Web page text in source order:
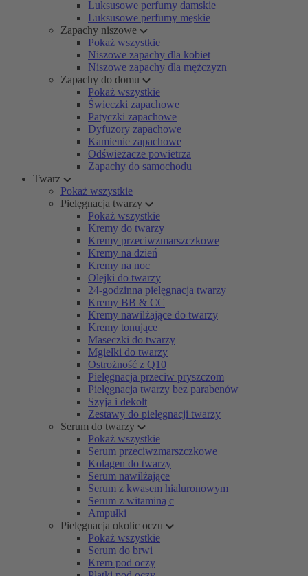
Luksusowe perfumy damskie
Luksusowe perfumy męskie
Zapachy niszowe
Pokaż wszystkie
Niszowe zapachy dla kobiet
Niszowe zapachy dla mężczyzn
Zapachy do domu
Pokaż wszystkie
Świeczki zapachowe
Patyczki zapachowe
Dyfuzory zapachowe
Kamienie zapachowe
Odświeżacze powietrza
Zapachy do samochodu
Twarz
Pokaż wszystkie
Pielęgnacja twarzy
Pokaż wszystkie
Kremy do twarzy
Kremy przeciwzmarszczkowe
Kremy na dzień
Kremy na noc
Olejki do twarzy
24-godzinna pielęgnacja twarzy
Kremy BB & CC
Kremy nawilżające do twarzy
Kremy tonujące
Maseczki do twarzy
Mgiełki do twarzy
Ostrożność z Q10
Pielęgnacja przeciw pryszczom
Pielęgnacja twarzy bez parabenów
Szyja i dekolt
Zestawy do pielęgnacji twarzy
Serum do twarzy
Pokaż wszystkie
Serum przeciwzmarszczkowe
Kolagen do twarzy
Serum nawilżające
Serum z kwasem hialuronowym
Serum z witaminą c
Ampułki
Pielęgnacja okolic oczu
Pokaż wszystkie
Serum do brwi
Krem pod oczy